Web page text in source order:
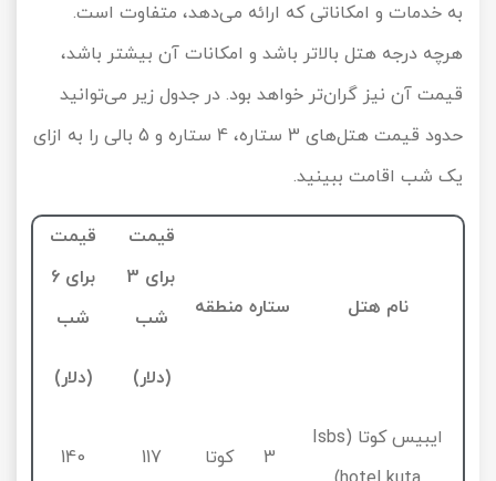
به خدمات و امکاناتی که ارائه می‌دهد، متفاوت است.
هرچه درجه هتل بالاتر باشد و امکانات آن بیشتر باشد،
قیمت آن نیز گران‌تر خواهد بود. در جدول زیر می‌توانید
حدود قیمت هتل‌های 3 ستاره، 4 ستاره و 5 بالی را به ازای
یک شب اقامت ببینید.
نام هتل ستاره منطقه
قیمت
برای 3
شب
(دلار)
قیمت
برای 6
شب
(دلار)
ایبیس کوتا (Isbs
3 کوتا 117
140